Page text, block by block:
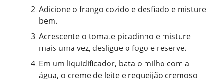
Adicione o frango cozido e desfiado e misture
bem.
Acrescente o tomate picadinho e misture
mais uma vez, desligue o fogo e reserve.
Em um liquidificador, bata o milho com a
água, o creme de leite e requeijão cremoso